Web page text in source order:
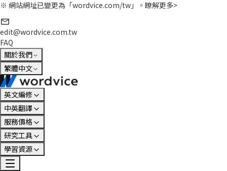
※ 網站網址已變更為「wordvice.com/tw」。 瞭解更多>
edit@wordvice.com.tw
FAQ
關於我們
繁體中文
英文編修
中英翻譯
服務價格
研究工具
學習資源